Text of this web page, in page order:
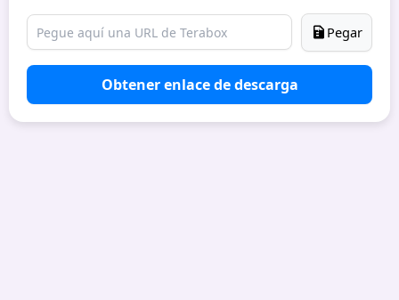
Pegar
Obtener enlace de descarga